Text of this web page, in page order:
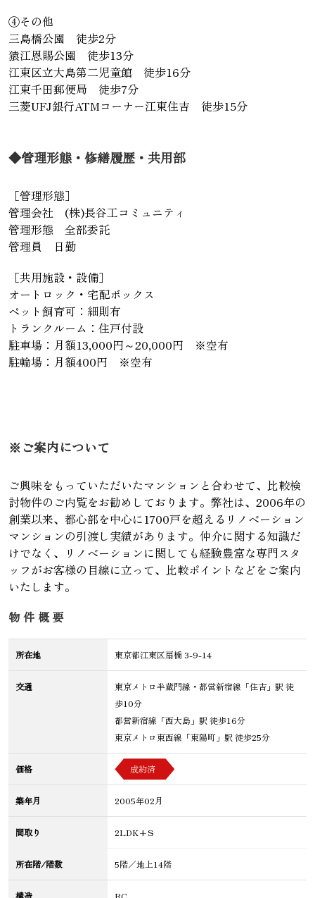
④その他
三島橋公園 徒歩2分
猿江恩賜公園 徒歩13分
江東区立大島第二児童館 徒歩16分
江東千田郵便局 徒歩7分
三菱UFJ銀行ATMコーナー江東住吉 徒歩15分
◆管理形態・修繕履歴・共用部
［管理形態］
管理会社 (株)長谷工コミュニティ
管理形態 全部委託
管理員 日勤
［共用施設・設備］
オートロック・宅配ボックス
ペット飼育可：細則有
トランクルーム：住戸付設
駐車場：月額13,000円～20,000円 ※空有
駐輪場：月額400円 ※空有
※ご案内について
ご興味をもっていただいたマンションと合わせて、比較検
討物件のご内覧をお勧めしております。弊社は、2006年の
創業以来、都心部を中心に1700戸を超えるリノベーション
マンションの引渡し実績があります。仲介に関する知識だ
けでなく、リノベーションに関しても経験豊富な専門スタ
ッフがお客様の目線に立って、比較ポイントなどをご案内
いたします。
物件概要
所在地 東京都江東区扇橋 3-9-14
交通
東京メトロ半蔵門線・都営新宿線「住吉」駅 徒
歩10分
都営新宿線「西大島」駅 徒歩16分
東京メトロ東西線「東陽町」駅 徒歩25分
価格 成約済
築年月 2005年02月
間取り 2LDK+S
所在階/階数 5階／地上14階